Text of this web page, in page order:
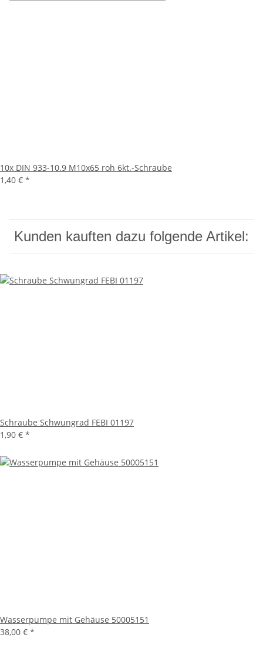
10x DIN 933-10.9 M10x65 roh 6kt.-Schraube
1,40 € *
Kunden kauften dazu folgende Artikel:
Schraube Schwungrad FEBI 01197
1,90 € *
Wasserpumpe mit Gehäuse 50005151
38,00 € *